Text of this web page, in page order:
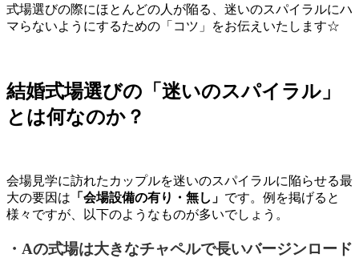
式場選びの際にほとんどの人が陥る、迷いのスパイラルにハ
マらないようにするための「コツ」をお伝えいたします☆
結婚式場選びの「迷いのスパイラル」
とは何なのか？
会場見学に訪れたカップルを迷いのスパイラルに陥らせる最
大の要因は 「会場設備の有り・無し」 です。例を掲げると
様々ですが、以下のようなものが多いでしょう。
・Aの式場は大きなチャペルで長いバージンロード